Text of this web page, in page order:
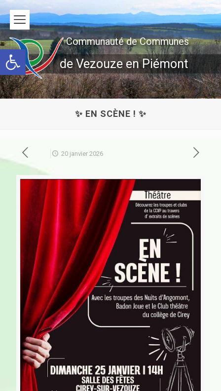
Ouvrir la barre d’outils
Communauté de Communes
de Vezouze en Piémont
✨ EN SCÈNE ! ✨
20 janvier 2026